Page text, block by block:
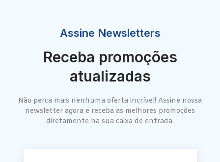
Assine Newsletters
Receba promoções
atualizadas
Não perca mais nenhuma oferta incrível! Assine nossa
newsletter agora e receba as melhores promoções
diretamente na sua caixa de entrada.